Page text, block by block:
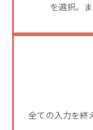
を選択。
全ての入力を終